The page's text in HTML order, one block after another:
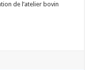
de l’atelier bovin